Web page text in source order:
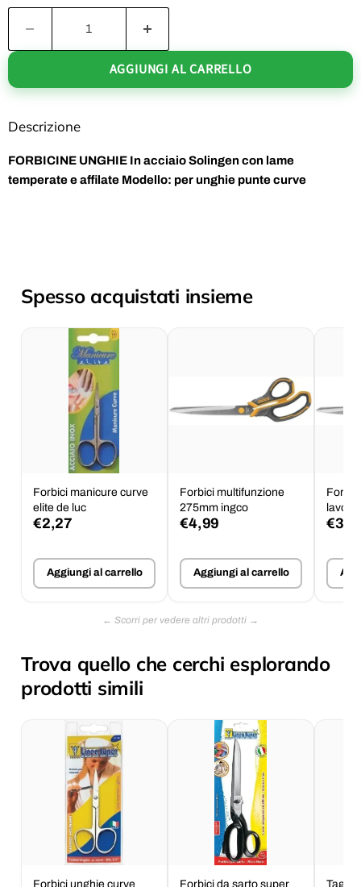
AGGIUNGI AL CARRELLO
Descrizione
FORBICINE UNGHIE In acciaio Solingen con lame
temperate e affilate Modello: per unghie punte curve
Spesso acquistati insieme
Forbici manicure curve
elite de luc
€2,27
Aggiungi al carrello
Forbici multifunzione
275mm ingco
€4,99
Aggiungi al carrello
ingco
Trova quello che cerchi esplorando
prodotti simili
Forbici unghie curve Forbici da sarto super